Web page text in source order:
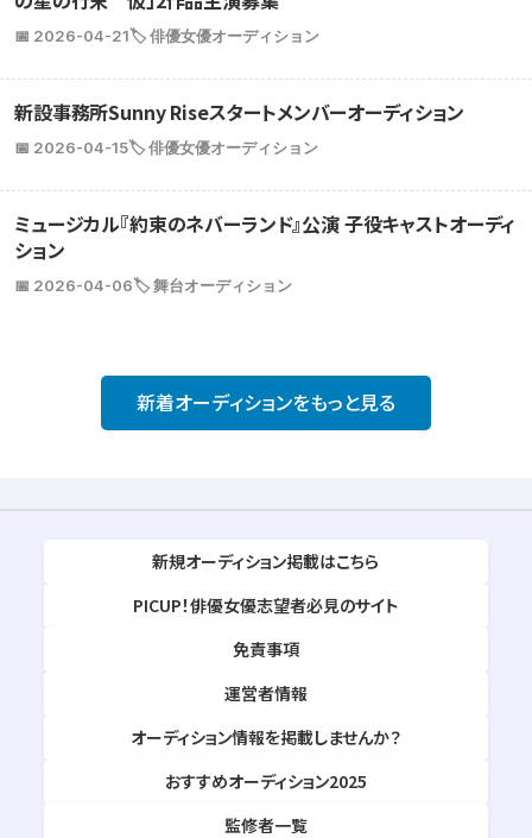
📅 2026-04-21🏷️ 俳優女優オーディション
新設事務所Sunny Riseスタートメンバーオーディション
📅 2026-04-15🏷️ 俳優女優オーディション
ミュージカル『約束のネバーランド』公演 子役キャストオーディ
ション
📅 2026-04-06🏷️ 舞台オーディション
新着オーディションをもっと見る
新規オーディション掲載はこちら
PICUP！俳優女優志望者必見のサイト
免責事項
運営者情報
オーディション情報を掲載しませんか？
おすすめオーディション2025
監修者一覧